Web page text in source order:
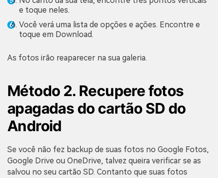
e toque neles.
Você verá uma lista de opções e ações. Encontre e
toque em Download.
As fotos irão reaparecer na sua galeria.
Método 2. Recupere fotos
apagadas do cartão SD do
Android
Se você não fez backup de suas fotos no Google Fotos,
Google Drive ou OneDrive, talvez queira verificar se as
salvou no seu cartão SD. Contanto que suas fotos